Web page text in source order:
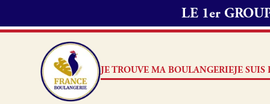
LE 1er
JE TROUVE MA BOULANGERIEJE SUIS
Passer
2. J’appelle mon